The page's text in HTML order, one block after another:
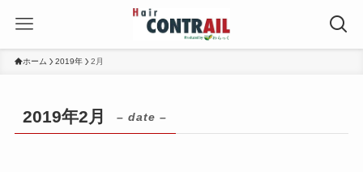
ホーム 2019年 2月
2019年2月 – date –